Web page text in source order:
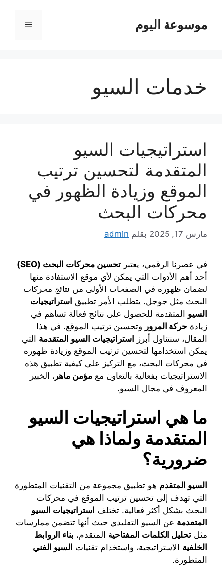
المحتوىموسوعة اليوم القائمة
خدمات السيو
استراتيجيات السيو
المتقدمة لتحسين ترتيب
الموقع وزيادة الظهور في
محركات البحث
مارس 17, 2025 بقلم admin
في عصرنا الرقمي، يعتبر تحسين محركات البحث (
SEO
)
أحد أهم الأدوات التي يمكن لأي موقع الاستفادة منها
لضمان ظهوره في الصفحات الأولى من نتائج محركات
البحث مثل جوجل. يتطلب الأمر تطبيق استراتيجيات
السيو المتقدمة للحصول على نتائج فعالة تساهم في
زيادة حركة المرور وتحسين ترتيب الموقع. في هذا
المقال، سنتناول أبرز استراتيجيات السيو المتقدمة التي
يمكن استخدامها لتحسين ترتيب الموقع وزيادة ظهوره
في محركات البحث، مع التركيز على كيفية تطبيق هذه
الاستراتيجيات بفعالية بالتعاون مع مؤمن ماهر ، الخبير
المعروف في مجال السيو.
ما هي استراتيجيات السيو
المتقدمة ولماذا هي
ضرورية؟
السيو المتقدم هو تطبيق مجموعة من التقنيات المتطورة
التي تهدف إلى تحسين ترتيب الموقع في محركات
البحث بشكل أكثر فعالية. تختلف استراتيجيات السيو
المتقدمة عن السيو التقليدي حيث أنها تتضمن ممارسات
مثل تحليل الكلمات المفتاحية المتقدم، بناء الروابط
الخلفية الاستراتيجية، واستخدام تقنيات السيو الفني
المتطورة.